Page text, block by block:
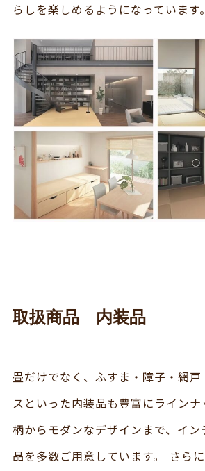
らしを楽しめるようになっています。
取扱商品 内装品
畳だけでなく、ふすま・障子・網
スといった内装品も豊富にライン
柄からモダンなデザインまで、イ
品を多数ご用意しています。 さら